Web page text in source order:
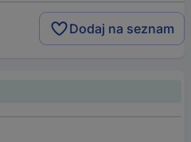
Dodaj na seznam